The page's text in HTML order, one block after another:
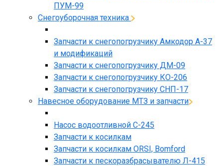
ПУМ-99
Снегоуборочная техника
Запчасти к снегопогрузчику Амкодор А-37
и модификаций
Запчасти к снегопогрузчику ДМ-09
Запчасти к снегопогрузчику КО-206
Запчасти к снегопогрузчику СНП-17
Навесное оборудование МТЗ и запчасти
Насос водоотливной С-245
Запчасти к косилкам
Запчасти к косилкам ORSI, Bomford
Запчасти к пескоразбрасывателю Л-415